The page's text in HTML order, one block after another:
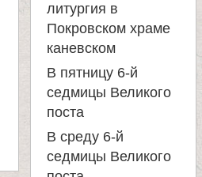
о
и
с
к
а
литургия в
Покровском храме
каневском
В пятницу 6-й
седмицы Великого
поста
В среду 6-й
седмицы Великого